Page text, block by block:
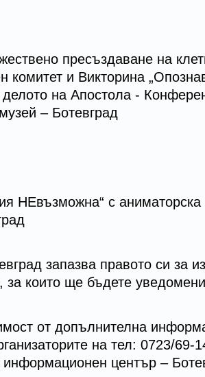
пресъздаване на
комитет и Викторина
делото на Апостола -
– Ботевград
НЕвъзможна“ с
запазва правото си за
за които ще бъдете
от допълнителна
на тел: 0723/69-
информационен център –